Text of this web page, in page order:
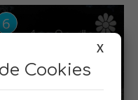
X
Cookies